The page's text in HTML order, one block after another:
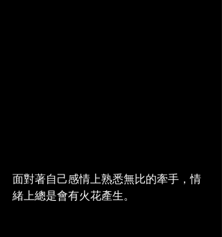
面對著自己感情上熟悉無比的牽手，情
緒上總是會有火花產生。